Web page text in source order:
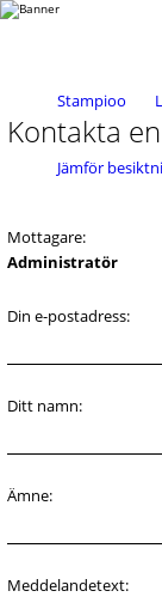
Stampioo
Jämför
Kontakta
Mottagare:
Administratör
Din e-postadress:
Ditt namn:
Ämne:
Meddelandetext: